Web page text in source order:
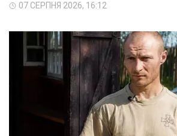
07 СЕРПНЯ 2026, 16:12